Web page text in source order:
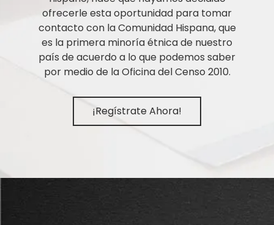
ofrecerle esta oportunidad para tomar
contacto con la Comunidad Hispana, que
es la primera minoría étnica de nuestro
país de acuerdo a lo que podemos saber
por medio de la Oficina del Censo 2010.
¡Regístrate Ahora!